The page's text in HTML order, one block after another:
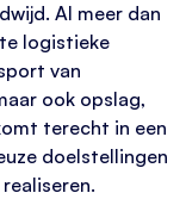
Al meer dan
logistieke
van
ook opslag,
terecht in een
doelstellingen